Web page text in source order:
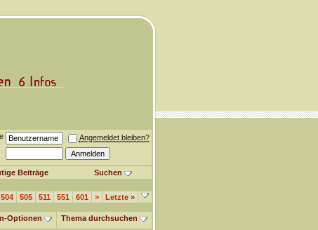
Angemeldet bleiben?
Beiträge Suchen
504 505 511 551 601 > Letzte »
Optionen Thema durchsuchen